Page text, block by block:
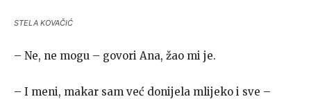
STELA KOVAČIĆ
– Ne, ne mogu – govori Ana, žao mi je.
– I meni, makar sam već donijela mlijeko i sve –